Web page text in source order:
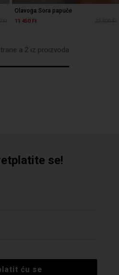
Olavoga Sora papuče
11 450 Ft
a 2 iz proizvoda
se!
ću se